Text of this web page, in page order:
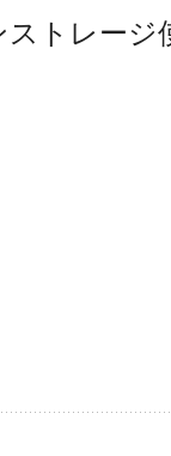
トレージ